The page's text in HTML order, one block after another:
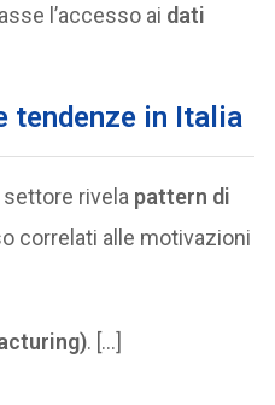
l’accesso ai dati
tendenze in Italia
settore rivela pattern di
correlati alle motivazioni
. […]